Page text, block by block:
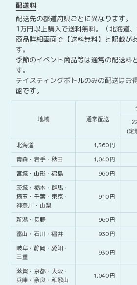
配送料
配送先の都道府県ごとに異なります。
1万円以上購入で送料無料。（北海道、
商品詳細画面で【送料無料】と記載が
す。
季節のイベント商品等は通常の配送料
す。
テイスティングボトルのみの配送はお
能です。
地域 通常配送 2
(定
北海道 1,360
青森・ 岩手・ 秋田 1,040
宮城・ 山形・ 福島 960
茨城・ 栃木・ 群馬・
埼玉・ 千葉・ 東京・
神奈川・ 山梨
910
新潟・ 長野 960
富山・ 石川・ 福井 930
岐阜・ 静岡・ 愛知・
三重
930
滋賀・ 京都・ 大阪・
兵庫・ 奈良・ 和歌山
1,040